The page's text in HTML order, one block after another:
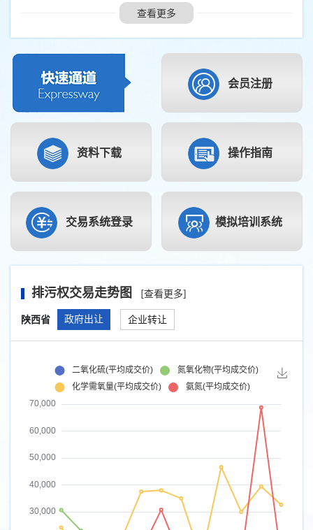
查看更多
会员注册
资料下载 操作指南
交易系统登录 模拟培训系统
排污权交易走势图 [查看更多]
陕西省 政府出让 企业转让